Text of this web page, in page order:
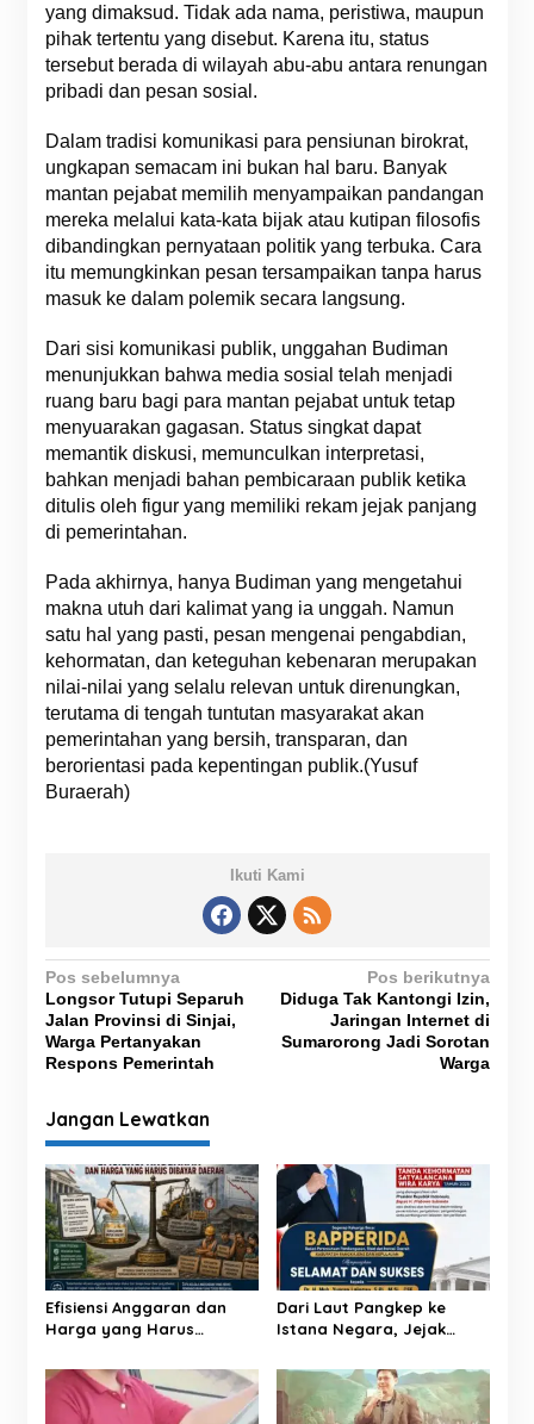
yang dimaksud. Tidak ada nama, peristiwa, maupun
pihak tertentu yang disebut. Karena itu, status
tersebut berada di wilayah abu-abu antara renungan
pribadi dan pesan sosial.
Dalam tradisi komunikasi para pensiunan birokrat,
ungkapan semacam ini bukan hal baru. Banyak
mantan pejabat memilih menyampaikan pandangan
mereka melalui kata-kata bijak atau kutipan filosofis
dibandingkan pernyataan politik yang terbuka. Cara
itu memungkinkan pesan tersampaikan tanpa harus
masuk ke dalam polemik secara langsung.
Dari sisi komunikasi publik, unggahan Budiman
menunjukkan bahwa media sosial telah menjadi
ruang baru bagi para mantan pejabat untuk tetap
menyuarakan gagasan. Status singkat dapat
memantik diskusi, memunculkan interpretasi,
bahkan menjadi bahan pembicaraan publik ketika
ditulis oleh figur yang memiliki rekam jejak panjang
di pemerintahan.
Pada akhirnya, hanya Budiman yang mengetahui
makna utuh dari kalimat yang ia unggah. Namun
satu hal yang pasti, pesan mengenai pengabdian,
kehormatan, dan keteguhan kebenaran merupakan
nilai-nilai yang selalu relevan untuk direnungkan,
terutama di tengah tuntutan masyarakat akan
pemerintahan yang bersih, transparan, dan
berorientasi pada kepentingan publik.(Yusuf
Buraerah)
Ikuti Kami
N
a
v
i
g
a
s
i
p
o
s
Pos sebelumnya
Longsor Tutupi Separuh
Jalan Provinsi di Sinjai,
Warga Pertanyakan
Respons Pemerintah
Pos berikutnya
Diduga Tak Kantongi Izin,
Jaringan Internet di
Sumarorong Jadi Sorotan
Warga
Jangan Lewatkan
Efisiensi Anggaran dan
Harga yang Harus
Dari Laut Pangkep ke
Istana Negara, Jejak
Berbuah Satyalancana